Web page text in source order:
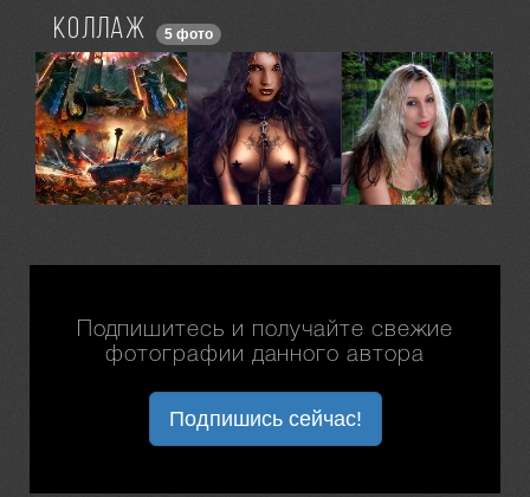
КОЛЛАЖ 5 фото
Подпишитесь и получайте свежие
фотографии данного автора
Подпишись сейчас!